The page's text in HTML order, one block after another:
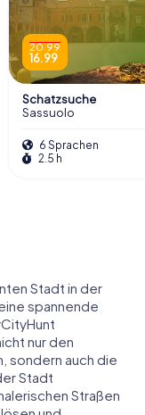
20.99
16.99
Schatzsuche
Sassuolo
6 Sprachen
2.5 h
Stadt in der
spannende
nur den
sondern auch die
Stadt
Straßen